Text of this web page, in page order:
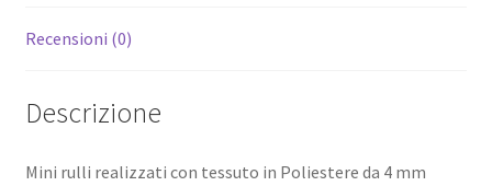
Recensioni (0)
Descrizione
Mini rulli realizzati con tessuto in Poliestere da 4 mm